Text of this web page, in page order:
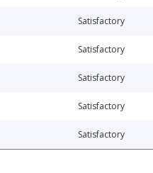
Satisfactory
Satisfactory
Satisfactory
Satisfactory
Satisfactory